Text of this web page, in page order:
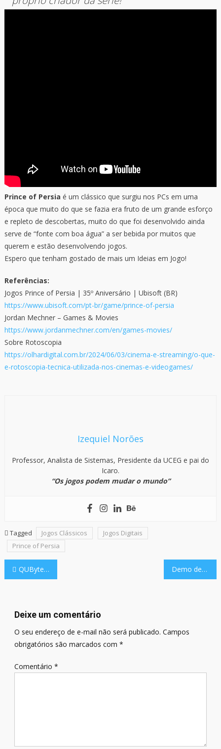
Prince of Persia é um clássico que surgiu nos PCs em uma
época que muito do que se fazia era fruto de um grande esforço
e repleto de descobertas, muito do que foi desenvolvido ainda
serve de “fonte com boa água” a ser bebida por muitos que
querem e estão desenvolvendo jogos.
Espero que tenham gostado de mais um Ideias em Jogo!
Referências:
Jogos Prince of Persia | 35º Aniversário | Ubisoft (BR)
https://www.ubisoft.com/pt-br/game/prince-of-persia
Jordan Mechner – Games & Movies
https://www.jordanmechner.com/en/games-movies/
Sobre Rotoscopia
https://olhardigital.com.br/2024/06/03/cinema-e-streaming/o-que-
e-rotoscopia-tecnica-utilizada-nos-cinemas-e-videogames/
Izequiel Norões
Professor, Analista de Sistemas, Presidente da UCEG e pai do
Icaro.
“Os jogos podem mudar o mundo”
Tagged Jogos Clássicos
Jogos Digitais
Prince of Persia
Navegação
Post
QUByte Connect 2024 acontece nessa quinta, Dia de Halloween, às 17h Demo de Elengard: Ascension, RPG indie brasileiro pode ser baixada no Steam
Deixe um comentário
O seu endereço de e-mail não será publicado. Campos
obrigatórios são marcados com *
Comentário *